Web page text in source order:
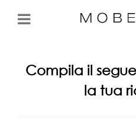
Compila il
la tua